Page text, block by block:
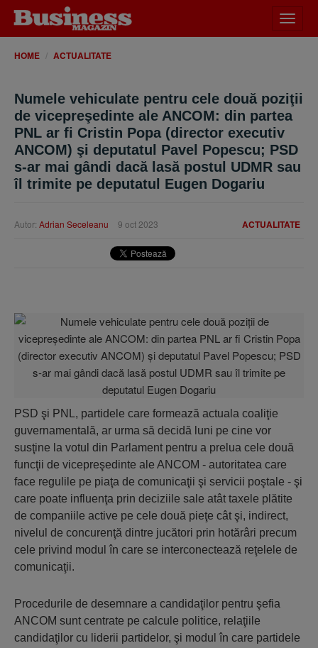
meniu
HOME ACTUALITATE
Numele vehiculate pentru cele două poziţii
de vicepreşedinte ale ANCOM: din partea
PNL ar fi Cristin Popa (director executiv
ANCOM) şi deputatul Pavel Popescu; PSD
s-ar mai gândi dacă lasă postul UDMR sau
îl trimite pe deputatul Eugen Dogariu
ACTUALITATE
Autor: Adrian Seceleanu 9 oct 2023
PSD şi PNL, partidele care formează actuala coaliţie
guvernamentală, ar urma să decidă luni pe cine vor
susţine la votul din Parlament pentru a prelua cele două
funcţii de vicepreşedinte ale ANCOM - autoritatea care
face regulile pe piaţa de comunicaţii şi servicii poştale - şi
care poate influenţa prin deciziile sale atât taxele plătite
de companiile active pe cele două pieţe cât şi, indirect,
nivelul de concurenţă dintre jucători prin hotărâri precum
cele privind modul în care se interconectează reţelele de
comunicaţii.
Procedurile de desemnare a candidaţilor pentru şefia
ANCOM sunt centrate pe calcule politice, relaţiile
candidaţilor cu liderii partidelor, şi modul în care partidele